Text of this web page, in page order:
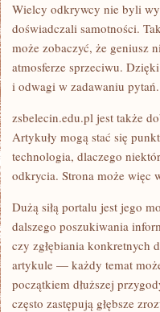
Wielcy odkrywcy nie byli
doświadczali samotności.
może zobaczyć, że geniusz
atmosferze sprzeciwu.
i odwagi w zadawaniu pytań.
zsbelecin.edu.pl jest także
Artykuły mogą stać się
technologia, dlaczego
odkrycia. Strona może więc
Dużą siłą portalu jest jego
dalszego poszukiwania
czy zgłębiania konkretnych
artykule — każdy temat
początkiem dłuższej
często zastępują głębsze